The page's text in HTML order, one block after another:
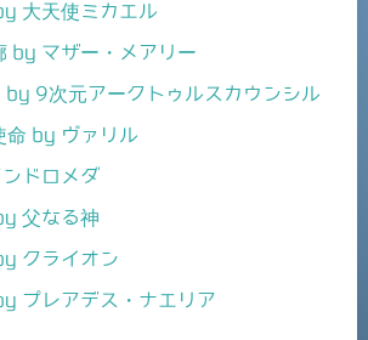
大天使ミカエル
by マザー・メアリー
by 9次元アークトゥルスカウンシル
命 by ヴァリル
ドロメダ
父なる神
クライオン
プレアデス・ナエリア